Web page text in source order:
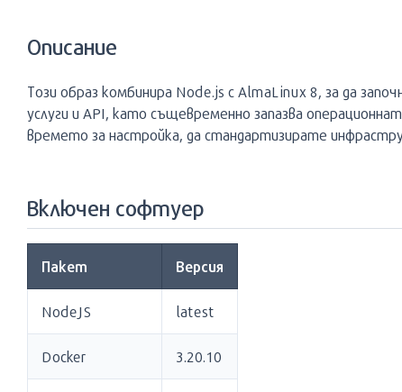
Описание
Този образ комбинира Node.js с AlmaLinux 8, за да
услуги и API, като същевременно запазва
времето за настройка, да стандартизирате
Включен софтуер
Пакет Версия
NodeJS latest
Docker 3.20.10